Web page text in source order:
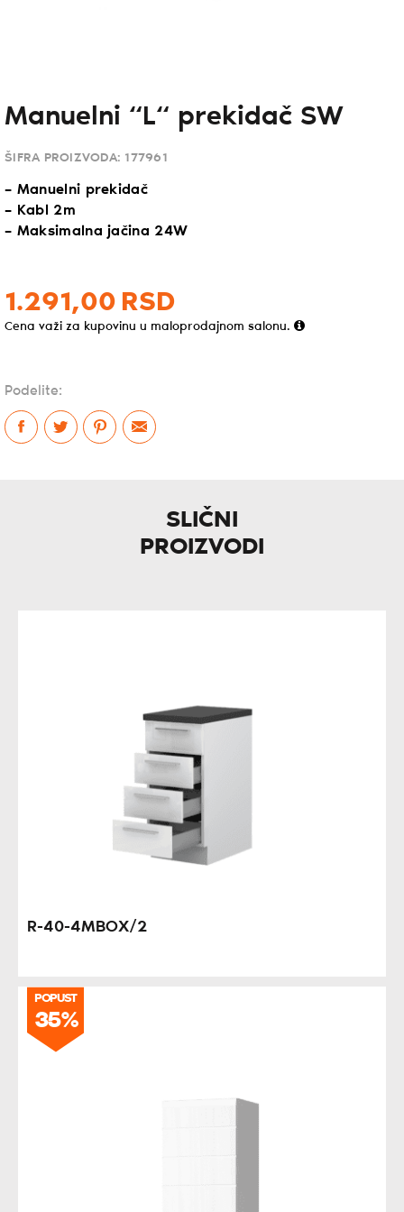
Manuelni “L“ prekidač SW
ŠIFRA PROIZVODA: 177961
– Manuelni prekidač
– Kabl 2m
– Maksimalna jačina 24W
1.291,00 RSD
Cena važi za kupovinu u maloprodajnom salonu.
Podelite:
SLIČNI
PROIZVODI
R-40-4MBOX/2
POPUST
35%